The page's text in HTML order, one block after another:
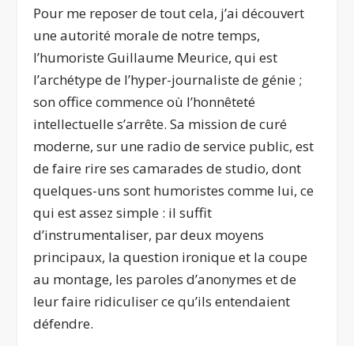
Pour me reposer de tout cela, j’ai découvert
une autorité morale de notre temps,
l’humoriste Guillaume Meurice, qui est
l’archétype de l’hyper-journaliste de génie ;
son office commence où l’honnêteté
intellectuelle s’arrête. Sa mission de curé
moderne, sur une radio de service public, est
de faire rire ses camarades de studio, dont
quelques-uns sont humoristes comme lui, ce
qui est assez simple : il suffit
d’instrumentaliser, par deux moyens
principaux, la question ironique et la coupe
au montage, les paroles d’anonymes et de
leur faire ridiculiser ce qu’ils entendaient
défendre.